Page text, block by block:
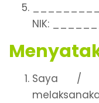
NIK:
Saya /